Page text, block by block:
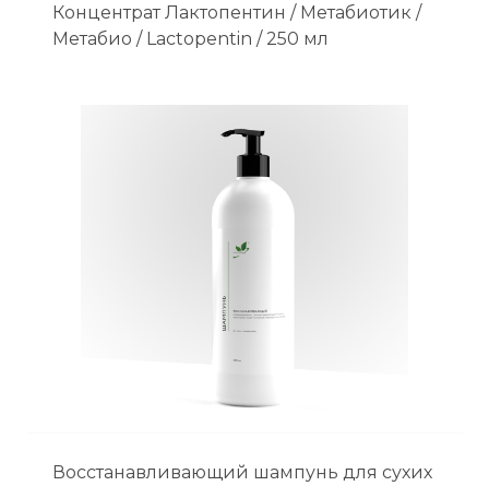
Концентрат Лактопентин / Метабиотик /
Метабио / Lactopentin / 250 мл
Восстанавливающий шампунь для сухих